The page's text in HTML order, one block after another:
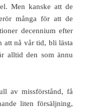
Men kanske att de
många för att de
decennium efter
att nå vår tid, bli lästa
alltid den som ännu
av missförstånd, få
liten försäljning,